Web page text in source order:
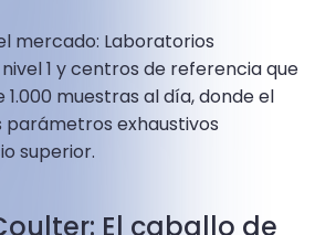
mercado: Laboratorios
1 y centros de referencia que
muestras al día, donde el
parámetros exhaustivos
superior.
El caballo de